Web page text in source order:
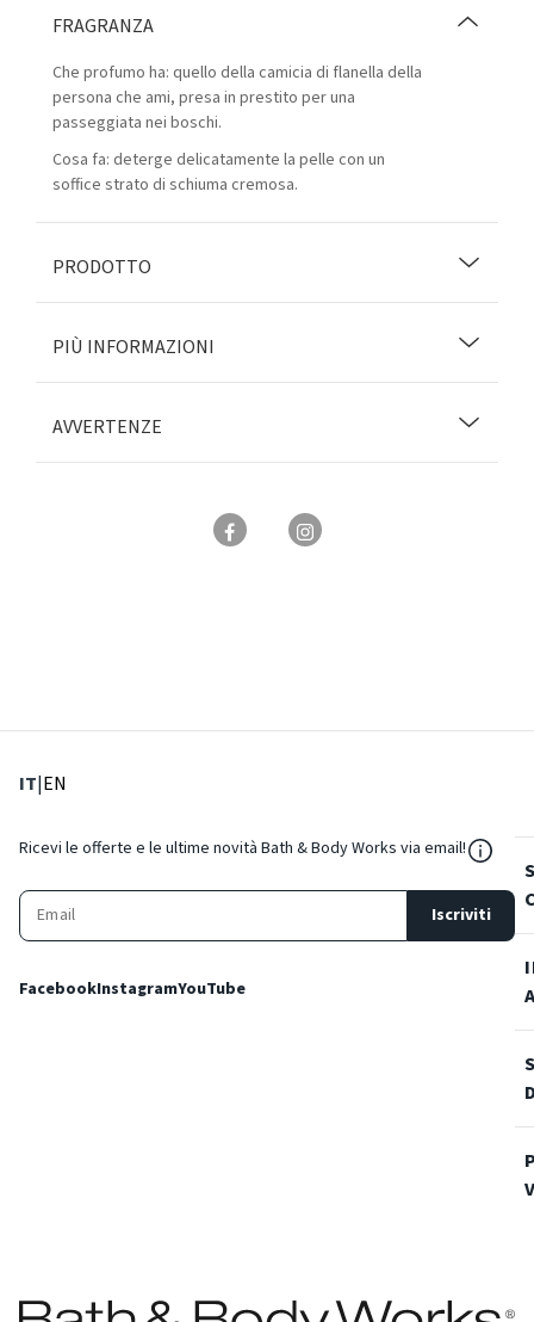
FRAGRANZA
Che profumo ha: quello della camicia di flanella della
persona che ami, presa in prestito per una
passeggiata nei boschi.
Cosa fa: deterge delicatamente la pelle con un
soffice strato di schiuma cremosa.
PRODOTTO
PIÙ INFORMAZIONI
AVVERTENZE
IT: Lingua corrente
|EN
Ricevi le offerte e le ultime novità Bath & Body Works via email!
Iscriviti
FacebookInstagramYouTube